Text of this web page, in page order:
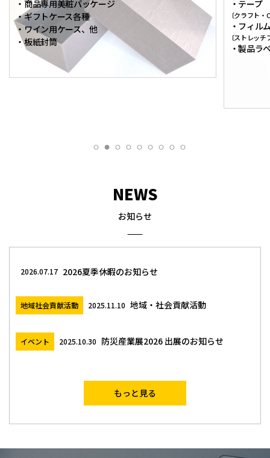
・商品専用美粧パッケージ
・ギフトケース各種
・ワイン用ケース、他
・板紙封筒
・テープ
〔クラフト
・フィル
〔ストレッ
・製品ラ
NEWS
お知らせ
2026.07.17 2026夏季休暇のお知らせ
地域社会貢献活動 2025.11.10 地域・社会貢献活動
イベント 2025.10.30 防災産業展2026 出展のお知らせ
もっと見る